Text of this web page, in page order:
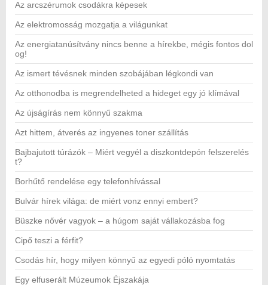
Az arcszérumok csodákra képesek
Az elektromosság mozgatja a világunkat
Az energiatanúsítvány nincs benne a hírekbe, mégis fontos dol
og!
Az ismert tévésnek minden szobájában légkondi van
Az otthonodba is megrendelheted a hideget egy jó klímával
Az újságírás nem könnyű szakma
Azt hittem, átverés az ingyenes toner szállítás
Bajbajutott túrázók – Miért vegyél a diszkontdepón felszerelés
t?
Borhűtő rendelése egy telefonhívással
Bulvár hírek világa: de miért vonz ennyi embert?
Büszke nővér vagyok – a húgom saját vállakozásba fog
Cipő teszi a férfit?
Csodás hír, hogy milyen könnyű az egyedi póló nyomtatás
Egy elfuserált Múzeumok Éjszakája